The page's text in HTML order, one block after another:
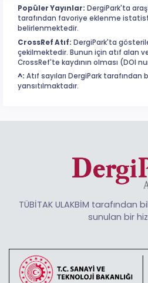
Popüler Yayınlar: DergiPark'ta
tarafından favoriye eklenme
belirlenmektedir.
CrossRef Atıf: DergiPark'ta
çekilmektedir. Bunun için atıf alan
CrossRef'te kaydının olması (DOI
^: Atıf sayıları DergiPark
yansıtılmaktadır.
TÜBİTAK ULAKBİM tarafından
sunulan bir